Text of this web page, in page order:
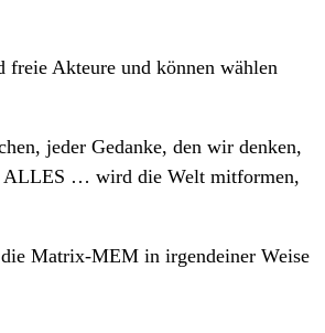
freie Akteure und können wählen
jeder Gedanke, den wir denken,
ALLES … wird die Welt mitformen,
Matrix-MEM in irgendeiner Weise